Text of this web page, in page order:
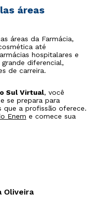
áreas
áreas da Farmácia,
até
hospitalares e
diferencial,
de carreira.
Sul Virtual, você
se prepara para
que a profissão oferece.
Enem e comece sua
Oliveira
Privacidade.e
utilizados para o
do Sul.